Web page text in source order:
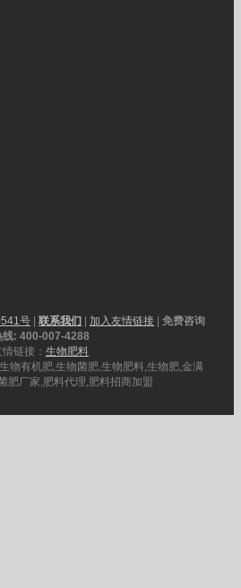
号 | 联系我们 | 加入友情链接 | 免费咨询
线: 400-007-4288
链接： 生物肥料
物有机肥,生物菌肥,生物肥料,生物肥,金满
肥厂家,肥料代理,肥料招商加盟